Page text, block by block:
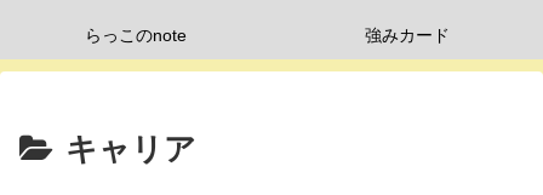
らっこのnote 強みカード
キャリア